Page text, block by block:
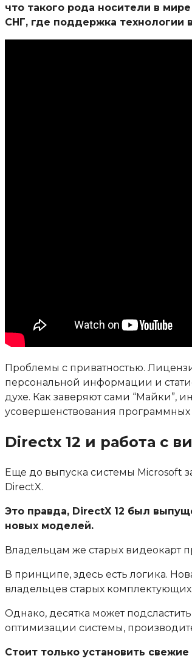
что такого рода носители в
СНГ, где поддержка технологии
Проблемы с приватностью.
персональной информации и
духе. Как заверяют сами “Майки”,
усовершенствования
Direсtx 12 и работа с
Еще до выпуска системы Microsoft
DirectX.
Это правда, DirectX 12 был
новых моделей.
Владельцам же старых видеокарт
В принципе, здесь есть логика.
владельцев старых комплектующих.
Однако, десятка может
оптимизации системы,
Стоит только установить